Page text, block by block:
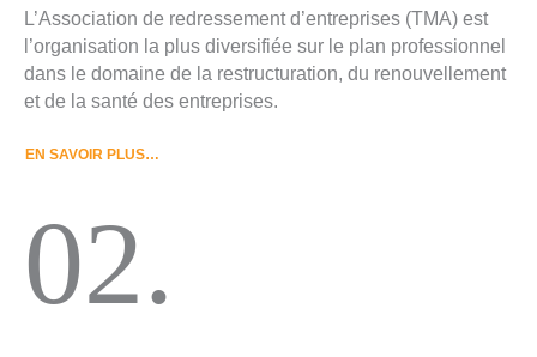
L’Association de redressement d’entreprises (TMA) est
l’organisation la plus diversifiée sur le plan professionnel
dans le domaine de la restructuration, du renouvellement
et de la santé des entreprises.
EN SAVOIR PLUS…
02.